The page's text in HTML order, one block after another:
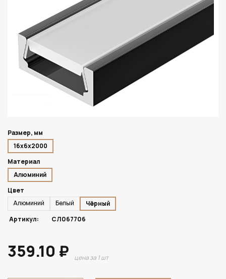
Размер, мм
16х6х2000
Материал
Алюминий
Цвет
Алюминий
Белый
Чёрный
Артикул:
СЛ067706
359.10 ₽ цена за 1 шт